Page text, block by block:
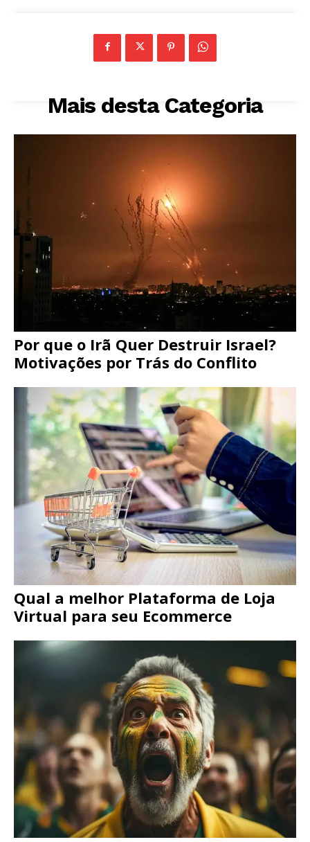
Mais desta Categoria
Por que o Irã Quer Destruir Israel?
Motivações por Trás do Conflito
Qual a melhor Plataforma de Loja
Virtual para seu Ecommerce